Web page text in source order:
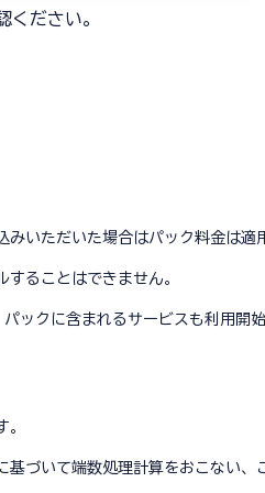
ださい。
いただいた場合はパック料金は適
ることはできません。
ックに含まれるサービスも利用開始
づいて端数処理計算をおこない、